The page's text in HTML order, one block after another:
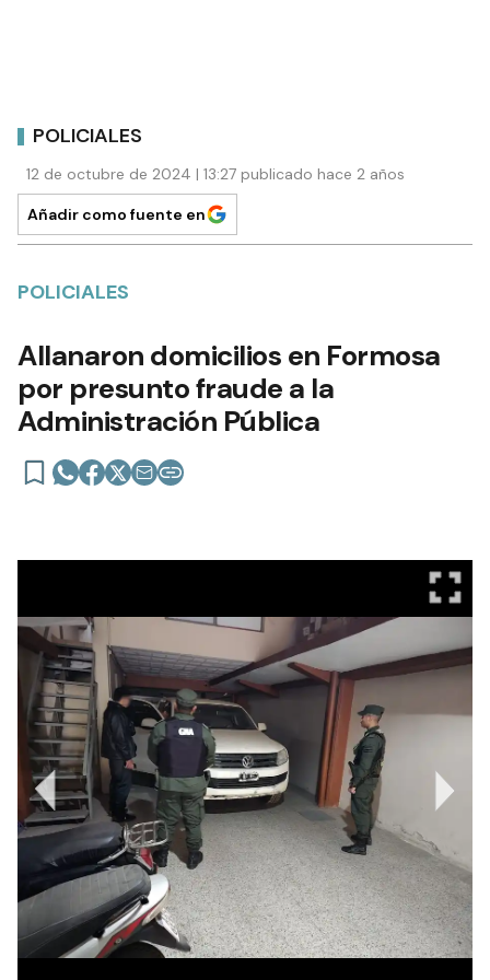
POLICIALES
12 de octubre de 2024 | 13:27 publicado hace 2 años
Añadir como fuente en
POLICIALES
Allanaron domicilios en Formosa
por presunto fraude a la
Administración Pública